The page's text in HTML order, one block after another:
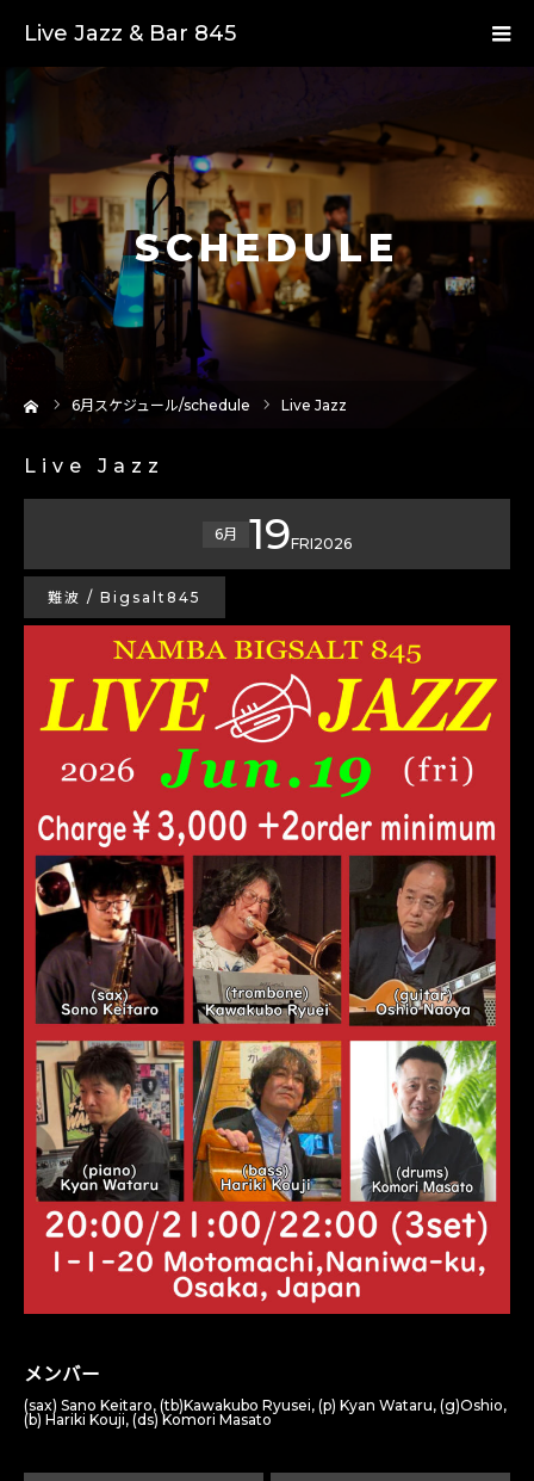
Live Jazz & Bar 845
SCHEDULE
6月スケジュール/schedule Live Jazz
Live Jazz
6月 19FRI2026
難波 / Bigsalt845
メンバー
(sax) Sano Keitaro, (tb)Kawakubo Ryusei, (p) Kyan Wataru, (g)Oshio,
(b) Hariki Kouji, (ds) Komori Masato